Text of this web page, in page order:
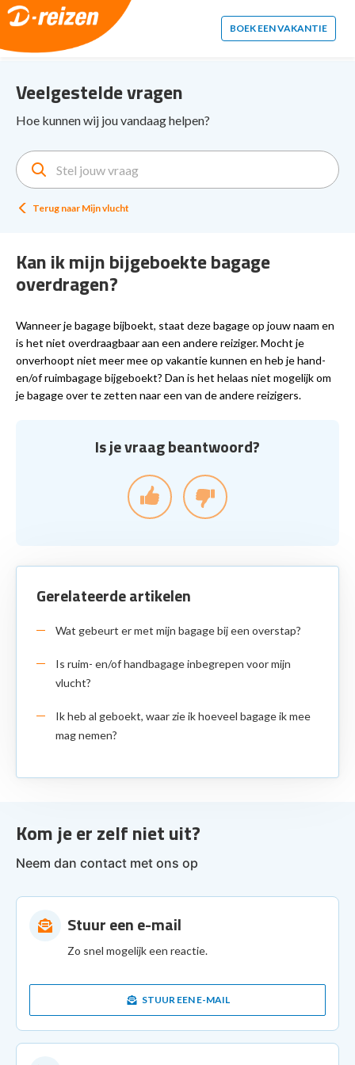
2. Paste this code immediately after the opening tag:
BOEK EEN VAKANTIE
Veelgestelde vragen
Hoe kunnen wij jou vandaag helpen?
Terug naar Mijn vlucht
Kan ik mijn bijgeboekte bagage
overdragen?
Wanneer je bagage bijboekt, staat deze bagage op jouw naam en
is het niet overdraagbaar aan een andere reiziger. Mocht je
onverhoopt niet meer mee op vakantie kunnen en heb je hand-
en/of ruimbagage bijgeboekt? Dan is het helaas niet mogelijk om
je bagage over te zetten naar een van de andere reizigers.
Is je vraag beantwoord?
Gerelateerde artikelen
Wat gebeurt er met mijn bagage bij een overstap?
Is ruim- en/of handbagage inbegrepen voor mijn
vlucht?
Ik heb al geboekt, waar zie ik hoeveel bagage ik mee
mag nemen?
Kom je er zelf niet uit?
Neem dan contact met ons op
Stuur een e-mail
Zo snel mogelijk een reactie.
STUUR EEN E-MAIL